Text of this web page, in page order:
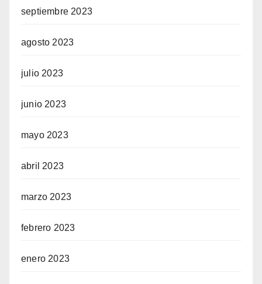
septiembre 2023
agosto 2023
julio 2023
junio 2023
mayo 2023
abril 2023
marzo 2023
febrero 2023
enero 2023